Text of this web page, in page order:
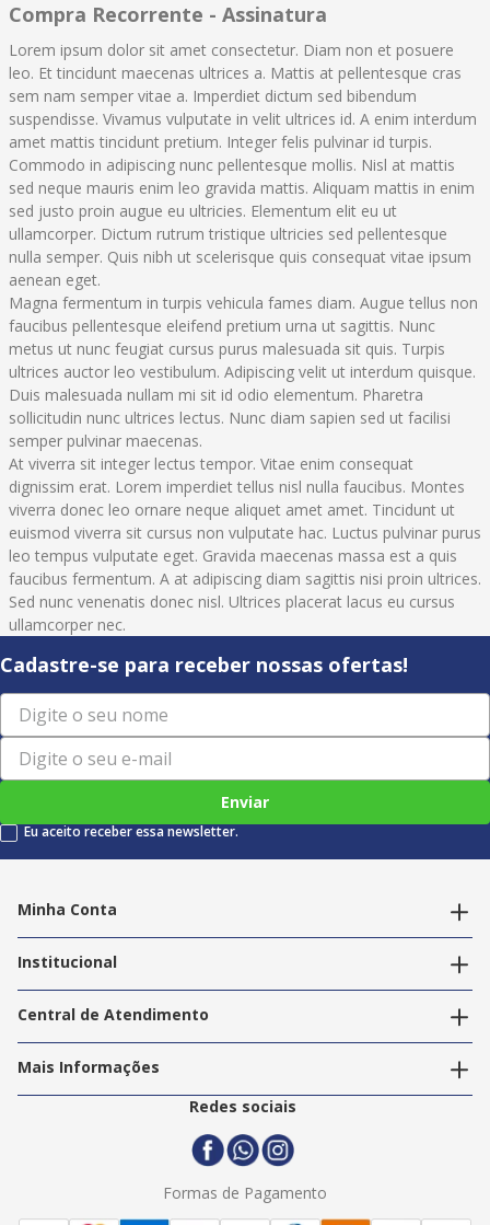
Compra Recorrente - Assinatura
Lorem ipsum dolor sit amet consectetur. Diam non et posuere
leo. Et tincidunt maecenas ultrices a. Mattis at pellentesque cras
sem nam semper vitae a. Imperdiet dictum sed bibendum
suspendisse. Vivamus vulputate in velit ultrices id. A enim interdum
amet mattis tincidunt pretium. Integer felis pulvinar id turpis.
Commodo in adipiscing nunc pellentesque mollis. Nisl at mattis
sed neque mauris enim leo gravida mattis. Aliquam mattis in enim
sed justo proin augue eu ultricies. Elementum elit eu ut
ullamcorper. Dictum rutrum tristique ultricies sed pellentesque
nulla semper. Quis nibh ut scelerisque quis consequat vitae ipsum
aenean eget.
Magna fermentum in turpis vehicula fames diam. Augue tellus non
faucibus pellentesque eleifend pretium urna ut sagittis. Nunc
metus ut nunc feugiat cursus purus malesuada sit quis. Turpis
ultrices auctor leo vestibulum. Adipiscing velit ut interdum quisque.
Duis malesuada nullam mi sit id odio elementum. Pharetra
sollicitudin nunc ultrices lectus. Nunc diam sapien sed ut facilisi
semper pulvinar maecenas.
At viverra sit integer lectus tempor. Vitae enim consequat
dignissim erat. Lorem imperdiet tellus nisl nulla faucibus. Montes
viverra donec leo ornare neque aliquet amet amet. Tincidunt ut
euismod viverra sit cursus non vulputate hac. Luctus pulvinar purus
leo tempus vulputate eget. Gravida maecenas massa est a quis
faucibus fermentum. A at adipiscing diam sagittis nisi proin ultrices.
Sed nunc venenatis donec nisl. Ultrices placerat lacus eu cursus
ullamcorper nec.
Cadastre-se para receber nossas ofertas!
Enviar
Eu aceito receber essa newsletter.
Minha Conta
Editar endereços
Institucional
Nossas Lojas
Trabalhe Conosco
Central de Atendimento
Política de Privacidade
Termos e Condições
Politica de Entrega
Mais Informações
2ª Via Nota Fiscal
Redes sociais
Formas de Pagamento